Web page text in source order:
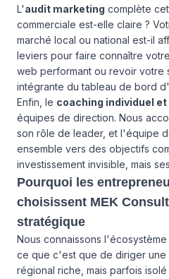
L'audit marketing complète
commerciale est-elle claire ?
marché local ou national est-il
leviers pour faire connaître
web performant ou revoir votre
intégrante du tableau de bord
Enfin, le coaching individuel
équipes de direction. Nous
son rôle de leader, et l'équipe
ensemble vers des objectifs
investissement invisible, mais
Pourquoi les
choisissent MEK
stratégique
Nous connaissons
ce que c'est que de diriger une
régional riche, mais parfois